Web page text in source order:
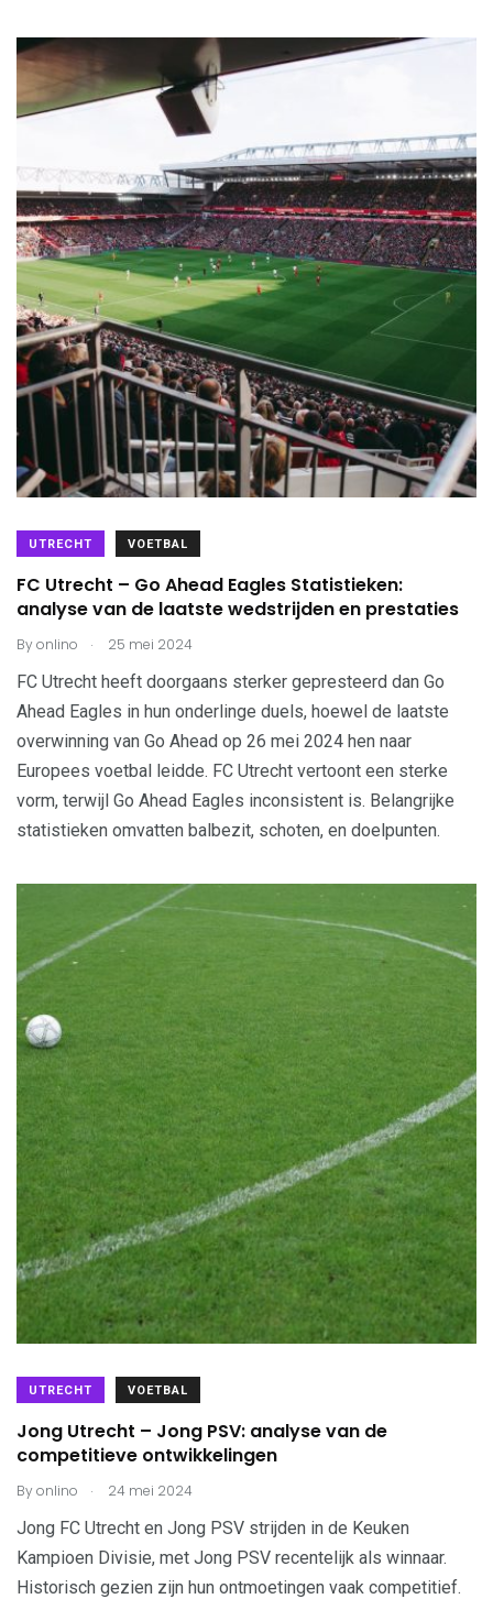
UTRECHT VOETBAL
FC Utrecht – Go Ahead Eagles Statistieken:
analyse van de laatste wedstrijden en prestaties
Byonlino . 25 mei 2024
FC Utrecht heeft doorgaans sterker gepresteerd dan Go
Ahead Eagles in hun onderlinge duels, hoewel de laatste
overwinning van Go Ahead op 26 mei 2024 hen naar
Europees voetbal leidde. FC Utrecht vertoont een sterke
vorm, terwijl Go Ahead Eagles inconsistent is. Belangrijke
statistieken omvatten balbezit, schoten, en doelpunten.
UTRECHT VOETBAL
Jong Utrecht – Jong PSV: analyse van de
competitieve ontwikkelingen
Byonlino . 24 mei 2024
Jong FC Utrecht en Jong PSV strijden in de Keuken
Kampioen Divisie, met Jong PSV recentelijk als winnaar.
Historisch gezien zijn hun ontmoetingen vaak competitief.